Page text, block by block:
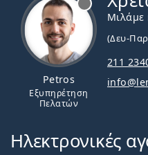
Petros
Εξυπηρέτηση
Πελατών
Μιλάμε
(Δευ-
211
Ηλεκτρονικές